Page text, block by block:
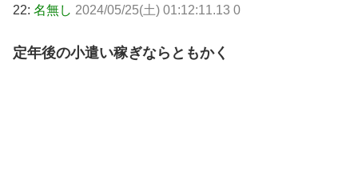
22: 名無し 2024/05/25(土) 01:12:11.13 0
定年後の小遣い稼ぎならともかく